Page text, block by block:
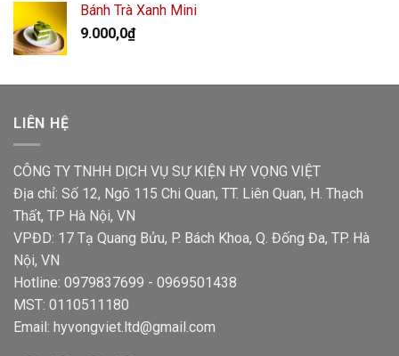
Bánh Trà Xanh Mini
9.000,0₫
LIÊN HỆ
CÔNG TY TNHH DỊCH VỤ SỰ KIỆN HY VỌNG VIỆT
Địa chỉ: Số 12, Ngõ 115 Chi Quan, TT. Liên Quan, H. Thạch
Thất, TP Hà Nội, VN
VPĐD: 17 Tạ Quang Bửu, P. Bách Khoa, Q. Đống Đa, TP. Hà
Nội, VN
Hotline: 0979837699 - 0969501438
MST: 0110511180
Email: hyvongviet.ltd@gmail.com